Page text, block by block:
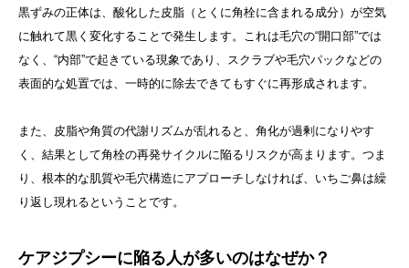
黒ずみの正体は、酸化した皮脂（とくに角栓に含まれる成分）が空気
に触れて黒く変化することで発生します。これは毛穴の“開口部”では
なく、“内部”で起きている現象であり、スクラブや毛穴パックなどの
表面的な処置では、一時的に除去できてもすぐに再形成されます。
また、皮脂や角質の代謝リズムが乱れると、角化が過剰になりやす
く、結果として角栓の再発サイクルに陥るリスクが高まります。つま
り、根本的な肌質や毛穴構造にアプローチしなければ、いちご鼻は繰
り返し現れるということです。
ケアジプシーに陥る人が多いのはなぜか？